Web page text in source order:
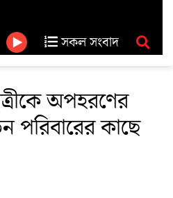
সকল সংবাদ
অপহরণের
পরিবারের কাছে